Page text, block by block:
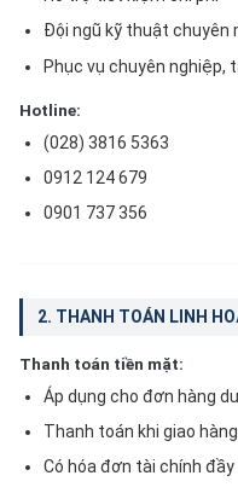
Đội ngũ kỹ thuật chuyên
Phục vụ chuyên nghiệp,
Hotline:
(028) 3816 5363
0912 124 679
0901 737 356
2. THANH TOÁN LINH
Thanh toán tiền mặt:
Áp dụng cho đơn hàng
Thanh toán khi giao hàng
Có hóa đơn tài chính đầy